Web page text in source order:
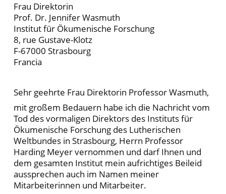
Frau Direktorin
Prof. Dr. Jennifer Wasmuth
Institut für Ökumenische Forschung
8, rue Gustave-Klotz
F-67000 Strasbourg
Francia
Sehr geehrte Frau Direktorin Professor Wasmuth,
mit großem Bedauern habe ich die Nachricht vom
Tod des vormaligen Direktors des Instituts für
Ökumenische Forschung des Lutherischen
Weltbundes in Strasbourg, Herrn Professor
Harding Meyer vernommen und darf Ihnen und
dem gesamten Institut mein aufrichtiges Beileid
aussprechen auch im Namen meiner
Mitarbeiterinnen und Mitarbeiter.